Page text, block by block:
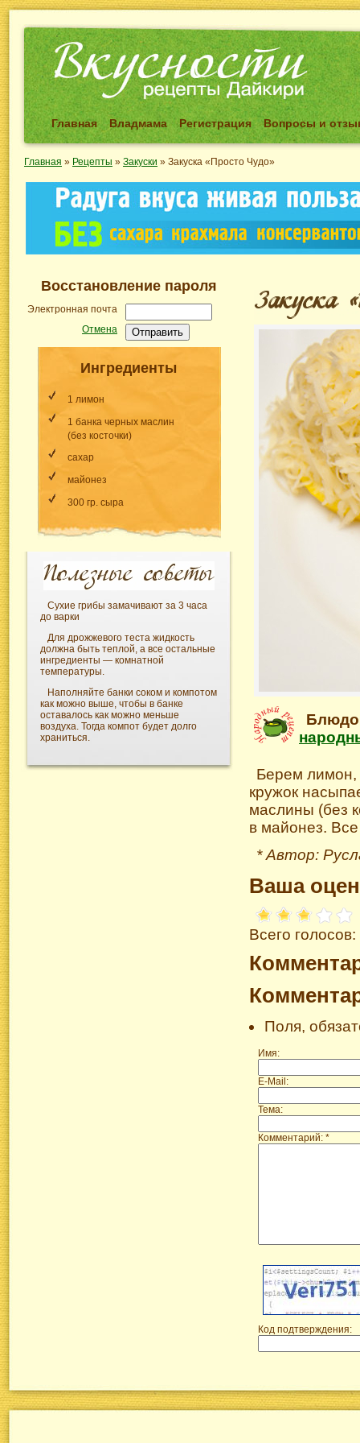
Главная Владмама Регистрация Вопросы и
Главная » Рецепты » Закуски » Закуска «Просто Чудо»
Восстановление пароля
Электронная почта
Отмена
Отправить
Ингредиенты
1 лимон
1 банка черных маслин
(без косточки)
сахар
майонез
300 гр. сыра
Сухие грибы замачивают за 3 часа
до варки
Для дрожжевого теста жидкость
должна быть теплой, а все остальные
ингредиенты — комнатной
температуры.
Наполняйте банки соком и компотом
как можно выше, чтобы в банке
оставалось как можно меньше
воздуха. Тогда компот будет долго
храниться.
Блюдо
Берем лимон,
кружок
маслины (без
в майонез.
* Автор:
Ваша
Всего
Поля,
Имя:
E-Mail:
Тема:
Комментарий: *
Код подтверждения: